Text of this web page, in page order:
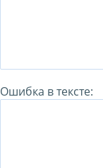
Ошибка в тексте: